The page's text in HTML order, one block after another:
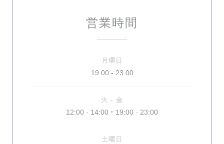
営業時間
月曜日
19:00 - 23:00
火 - 金
12:00 - 14:00 • 19:00 - 23:00
土曜日